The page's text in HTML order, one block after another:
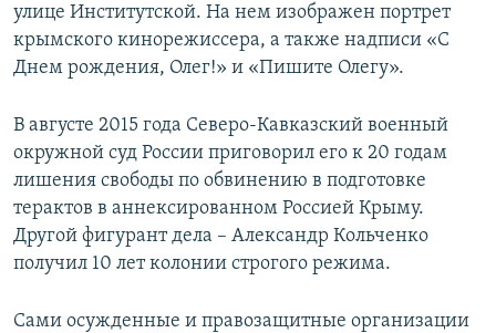
улице Институтской. На нем изображен портрет
крымского кинорежиссера, а также надписи «С
Днем рождения, Олег!» и «Пишите Олегу».
В августе 2015 года Северо-Кавказский военный
окружной суд России приговорил его к 20 годам
лишения свободы по обвинению в подготовке
терактов в аннексированном Россией Крыму.
Другой фигурант дела – Александр Кольченко
получил 10 лет колонии строгого режима.
Сами осужденные и правозащитные организации